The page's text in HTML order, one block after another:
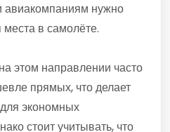
авиакомпаниям нужно
в самолёте.
этом направлении часто
прямых, что делает
экономных
стоит учитывать, что